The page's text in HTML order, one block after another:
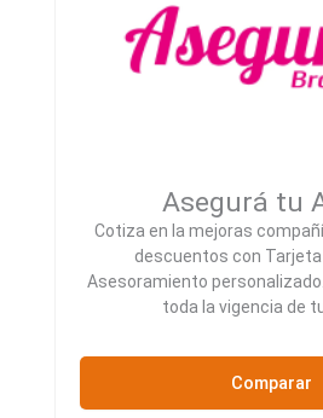
Asegurá tu
Cotiza en la mejoras
descuentos con Tarjeta
Asesoramiento
toda la vigencia de
Comparar